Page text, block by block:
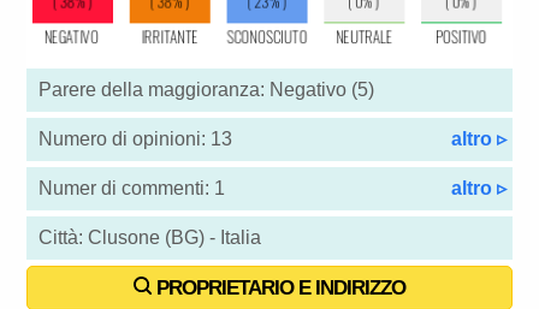
Parere della maggioranza: Negativo (5)
Numero di opinioni: 13 altro ▹
Numer di commenti: 1 altro ▹
Città: Clusone (BG) - Italia
PROPRIETARIO E INDIRIZZO